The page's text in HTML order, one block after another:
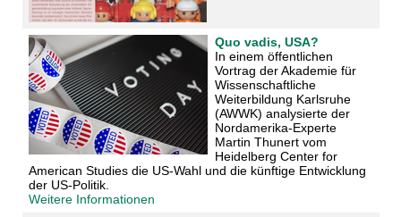
Quo vadis, USA?
In einem öffentlichen
Vortrag der Akademie für
Wissenschaftliche
Weiterbildung Karlsruhe
(AWWK) analysierte der
Nordamerika-Experte
Martin Thunert vom
Heidelberg Center for
American Studies die US-Wahl und die künftige Entwicklung
der US-Politik.
Weitere Informationen